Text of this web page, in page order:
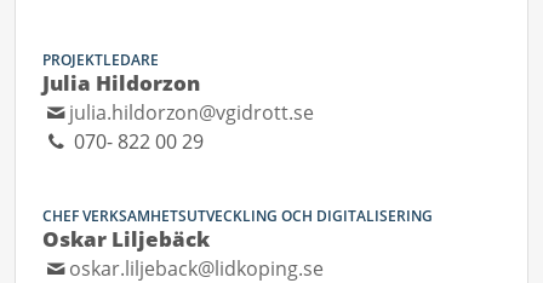
PROJEKTLEDARE
Julia Hildorzon
julia.hildorzon@vgidrott.se
070- 822 00 29
CHEF VERKSAMHETSUTVECKLING OCH DIGITALISERING
Oskar Liljebäck
oskar.liljeback@lidkoping.se